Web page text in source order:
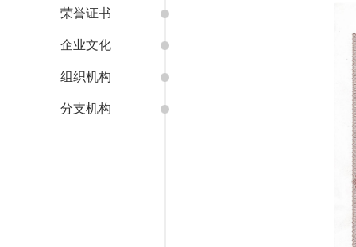
荣誉证书
企业文化
组织机构
分支机构